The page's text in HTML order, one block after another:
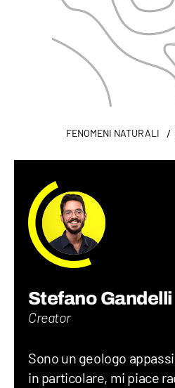
FENOMENI NATURALI /
Stefano Gandelli
Creator
Sono un geologo
in particolare, mi piace